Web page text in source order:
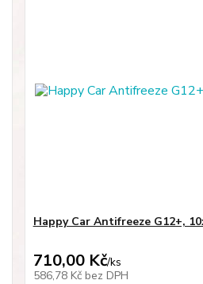
Happy Car Antifreeze G12+,
710,00 Kč/ks
586,78 Kč bez DPH